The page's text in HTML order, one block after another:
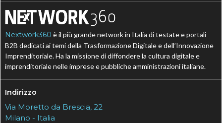
Nextwork360 è il più grande network in Italia di testate e portali
B2B dedicati ai temi della Trasformazione Digitale e dell’Innovazione
Imprenditoriale. Ha la missione di diffondere la cultura digitale e
imprenditoriale nelle imprese e pubbliche amministrazioni italiane.
Indirizzo
Via Moretto da Brescia, 22
Milano - Italia